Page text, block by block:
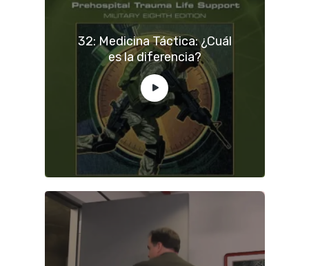
32: Medicina Táctica: ¿Cuál
es la diferencia?